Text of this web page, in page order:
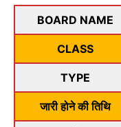
BOARD NAME
CLASS
TYPE
जारी होने की तिथि